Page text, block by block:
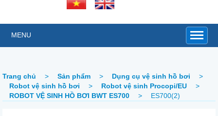
MENU
Trang chủ > Sản phẩm > Dụng cụ vệ sinh hồ bơi
>
Robot vệ sinh hồ bơi
> Robot vệ sinh Procopi/EU
>
ROBOT VỆ SINH HỒ BƠI BWT ES700
> ES700(2)